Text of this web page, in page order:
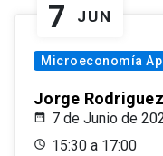
7 JUN
Microeconomía
Jorge
7 de Junio de
15:30 a 17:00